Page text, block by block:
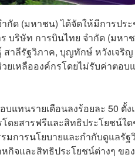
กัด (มหาชน) ได้จัดให้มีการป
บริษัท การบินไทย จำกัด (มหา
าลีรัฐวิภาค, บุญทักษ์ หวังเจริ
เหลือองค์กรโดยไม่รับค่าตอบ
แทนรายเดือนลงร้อยละ 50 ตั้
ยสารฟรีและสิทธิประโยชน์ใด
ารนโยบายและกำกับดูแลรัฐ
จและสิทธิประโยชน์ต่างๆ ขอ